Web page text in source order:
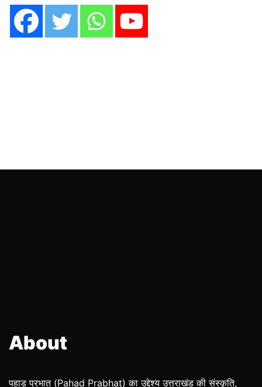
About
पहाड़ प्रभात (Pahad Prabhat) का उद्देश्य उत्तराखंड की संस्कृति,